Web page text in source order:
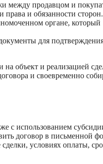
между продавцом и
права и обязанности сторон.
органе, который
для
объект и реализацией
и своевременно
с использованием
договор в письменной
условиях оплаты,